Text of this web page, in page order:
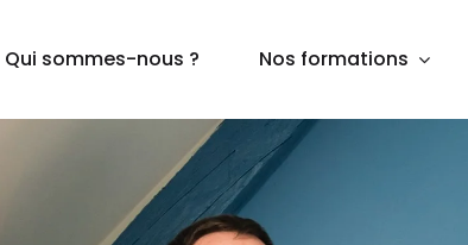
Qui sommes-nous ? Nos formations